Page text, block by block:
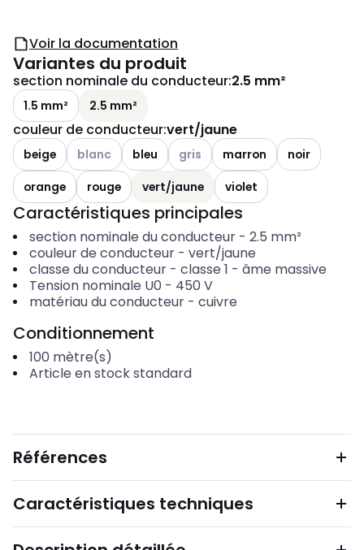
Voir la documentation
Variantes du produit
section nominale du conducteur:2.5 mm²
1.5 mm² 2.5 mm²
couleur de conducteur:vert/jaune
beige Voir les options disponibles
blanc bleu Voir les options disponibles
gris marron
noir
orange
rouge vert/jaune violet
Caractéristiques principales
section nominale du conducteur- 2.5 mm²
couleur de conducteur- vert/jaune
classe du conducteur- classe 1 - âme massive
Tension nominale U0 - 450 V
matériau du conducteur- cuivre
Conditionnement
100 mètre(s)
Article en stock standard
Références
Caractéristiques techniques